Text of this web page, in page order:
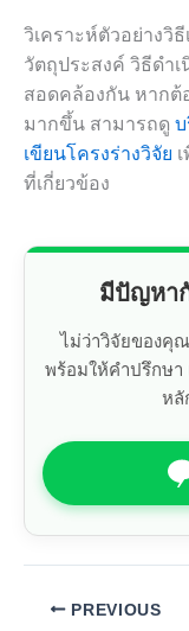
วิเคราะห์ตัวอย่างวิ
วัตถุประสงค์ วิธีดำ
สอดคล้องกัน หากต้
มากขึ้น สามารถดู
เขียนโครงร่างวิจัย
ที่เกี่ยวข้อง
มีปัญหา
ไม่ว่าวิจัยของคุ
พร้อมให้คำปรึกษ
หลั
PREVIOUS